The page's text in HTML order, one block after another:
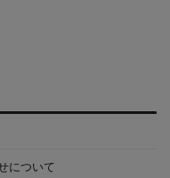
について